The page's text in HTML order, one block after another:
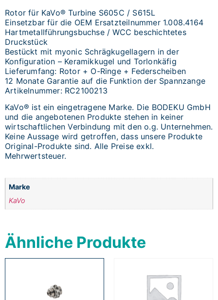
Rotor für KaVo® Turbine S605C / S615L
Einsetzbar für die OEM Ersatzteilnummer 1.008.4164
Hartmetallführungsbuchse / WCC beschichtetes
Druckstück
Bestückt mit myonic Schrägkugellagern in der
Konfiguration – Keramikkugel und Torlonkäfig
Lieferumfang: Rotor + O-Ringe + Federscheiben
12 Monate Garantie auf die Funktion der Spannzange
Artikelnummer: RC2100213
KaVo® ist ein eingetragene Marke. Die BODEKU GmbH
und die angebotenen Produkte stehen in keiner
wirtschaftlichen Verbindung mit den o.g. Unternehmen.
Keine Aussage wird getroffen, dass unsere Produkte
Original-Produkte sind. Alle Preise exkl.
Mehrwertsteuer.
Marke
KaVo
Ähnliche Produkte